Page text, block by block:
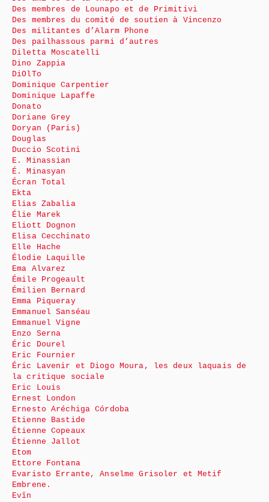
Des membres de Lounapo et de Primitivi
Des membres du comité de soutien à Vincenzo
Des militantes d’Alarm Phone
Des pailhassous parmi d’autres
Diletta Moscatelli
Dino Zappia
DiOlTo
Dominique Carpentier
Dominique Lapaffe
Donato
Doriane Grey
Doryan (Paris)
Douglas
Duccio Scotini
E. Minassian
É. Minasyan
Écran Total
Ekta
Elias Zabalia
Élie Marek
Eliott Dognon
Elisa Cecchinato
Elle Hache
Élodie Laquille
Ema Alvarez
Émile Progeault
Émilien Bernard
Emma Piqueray
Emmanuel Sanséau
Emmanuel Vigne
Enzo Serna
Éric Dourel
Eric Fournier
Éric Lavenir et Diogo Moura, les deux laquais de
la critique sociale
Eric Louis
Ernest London
Ernesto Aréchiga Córdoba
Etienne Bastide
Étienne Copeaux
Étienne Jallot
Etom
Ettore Fontana
Evaristo Errante, Anselme Grisoler et Metif
Embrene.
Evîn